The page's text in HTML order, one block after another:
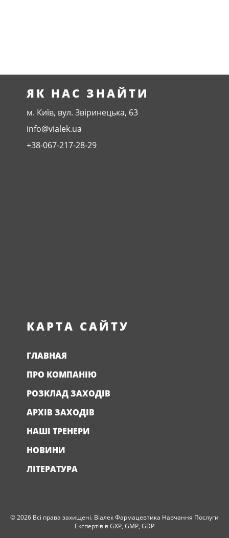
ЯК НАС ЗНАЙТИ
м. Київ, вул. Звіринецька, 63
info@vialek.ua
+38-067-217-28-29
КАРТА САЙТУ
ГЛАВНАЯ
ПРО КОМПАНІЮ
РОЗКЛАД ЗАХОДІВ
АРХІВ ЗАХОДІВ
НАШІ ТРЕНЕРИ
НОВИНИ
ЛІТЕРАТУРА
© 2026 Всі права захищені. Віалек Фармацевтика Навчання Послуги
Експертів в GXP, GMP, GDP